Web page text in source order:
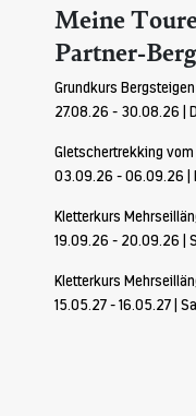
Meine
Partner-
Grundkurs
27.08.26 - 30.08.26 |
Gletschertrekking
03.09.26 - 06.09.26 |
Kletterkurs
19.09.26 - 20.09.26 |
Kletterkurs
15.05.27 - 16.05.27 |